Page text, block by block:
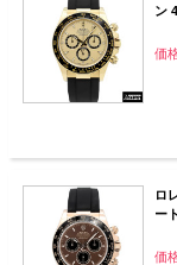
ン
価
ロ
ー
価